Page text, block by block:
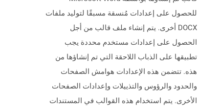
للحصول على إعدادات مُنسقة مسبقًا لتوليد ملفات
DOCX أخرى. يتم إنشاء ملف قالب من أجل
الحصول على إعدادات مستخدم محددة يجب
تطبيقها على الذباب اللاحقة التي تم إنشاؤها من
هذه. تتضمن هذه الإعدادات هوامش الصفحات
والحدود والرؤوس والتذييلات وإعدادات الصفحات
الأخرى. يتم استخدام هذه القوالب في المستندات